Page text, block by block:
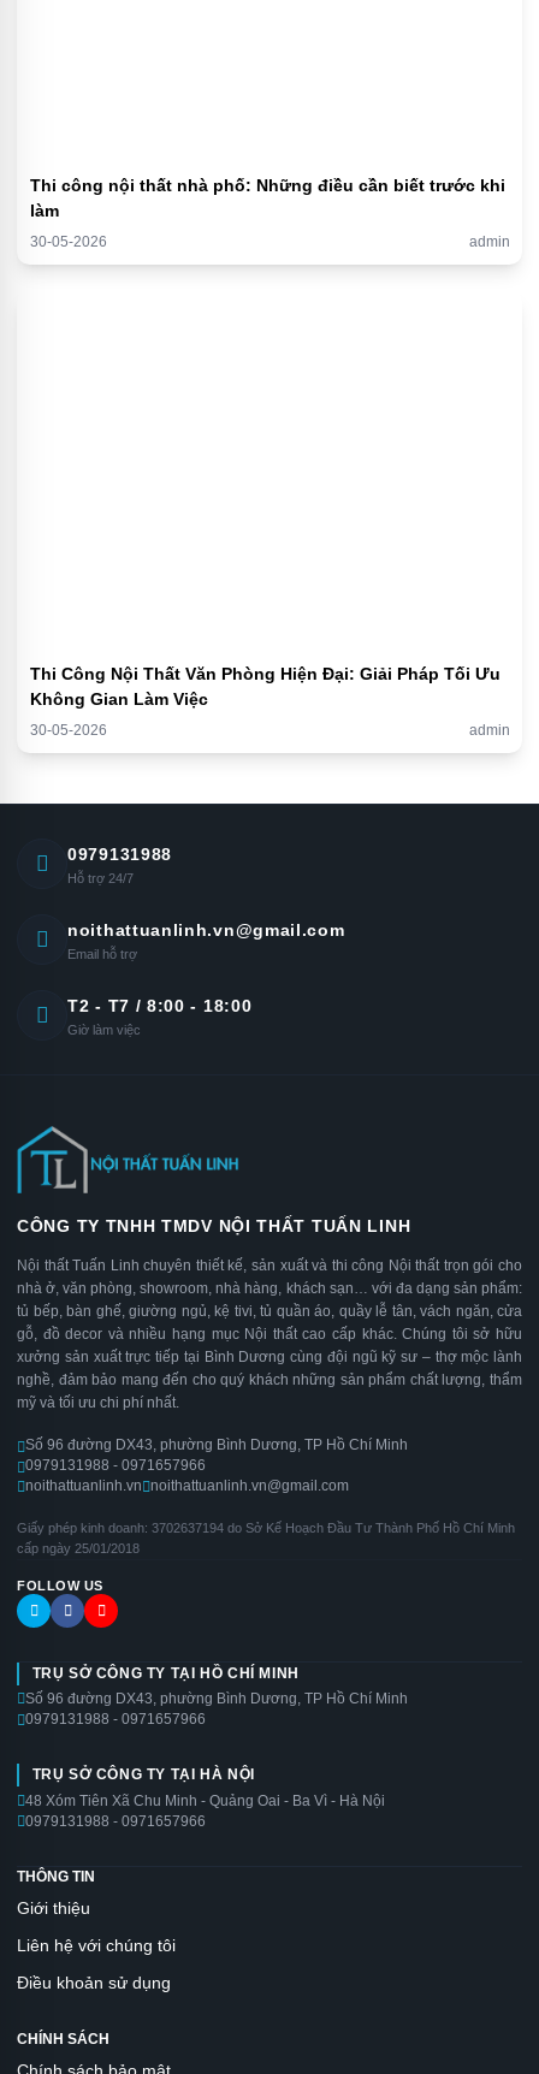
Thi công nội thất nhà phố: Những điều cần biết trước khi
làm
30-05-2026 admin
Thi Công Nội Thất Văn Phòng Hiện Đại: Giải Pháp Tối Ưu
Không Gian Làm Việc
30-05-2026 admin
0979131988
Hỗ trợ 24/7
noithattuanlinh.vn@gmail.com
Email hỗ trợ
T2 - T7 / 8:00 - 18:00
Giờ làm việc
CÔNG TY TNHH TMDV NỘI THẤT TUẤN LINH
Nội thất Tuấn Linh chuyên thiết kế, sản xuất và thi công Nội thất trọn gói cho
nhà ở, văn phòng, showroom, nhà hàng, khách sạn… với đa dạng sản phẩm:
tủ bếp, bàn ghế, giường ngủ, kệ tivi, tủ quần áo, quầy lễ tân, vách ngăn, cửa
gỗ, đồ decor và nhiều hạng mục Nội thất cao cấp khác. Chúng tôi sở hữu
xưởng sản xuất trực tiếp tại Bình Dương cùng đội ngũ kỹ sư – thợ mộc lành
nghề, đảm bảo mang đến cho quý khách những sản phẩm chất lượng, thẩm
mỹ và tối ưu chi phí nhất.
Số 96 đường DX43, phường Bình Dương, TP Hồ Chí Minh
0979131988 - 0971657966
noithattuanlinh.vn noithattuanlinh.vn@gmail.com
Giấy phép kinh doanh: 3702637194 do Sở Kế Hoạch Đầu Tư Thành Phố Hồ Chí Minh
cấp ngày 25/01/2018
FOLLOW US
TRỤ SỞ CÔNG TY TẠI HỒ CHÍ MINH
Số 96 đường DX43, phường Bình Dương, TP Hồ Chí Minh
0979131988 - 0971657966
TRỤ SỞ CÔNG TY TẠI HÀ NỘI
48 Xóm Tiên Xã Chu Minh - Quảng Oai - Ba Vì - Hà Nội
0979131988 - 0971657966
THÔNG TIN
Giới thiệu
Liên hệ với chúng tôi
Điều khoản sử dụng
CHÍNH SÁCH